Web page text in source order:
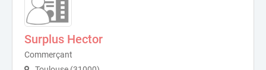
Surplus Hector
Commerçant